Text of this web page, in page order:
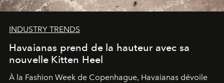
INDUSTRY TRENDS
Havaianas prend de la hauteur avec sa
nouvelle Kitten Heel
À la Fashion Week de Copenhague, Havaianas dévoile